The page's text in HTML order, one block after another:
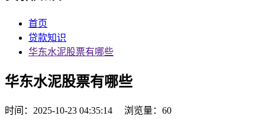
首页
贷款知识
华东水泥股票有哪些
华东水泥股票有哪些
时间：2025-10-23 04:35:14 浏览量：60